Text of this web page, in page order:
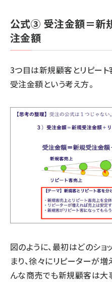
公式③ 受注金額＝新
注金額
3つ目は新規顧客とリピー
受注金額という考え方。
図のように、最初はどのシ
まり、徐々にリピーターが増
んな商売でも新規顧客は大